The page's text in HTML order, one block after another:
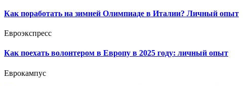
Как поработать на зимней Олимпиаде в Италии? Личный опыт
Евроэкспресс
Как поехать волонтером в Европу в 2025 году: личный опыт
Еврокампус